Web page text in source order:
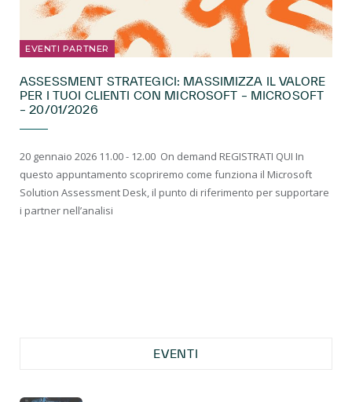
EVENTI PARTNER
ASSESSMENT STRATEGICI: MASSIMIZZA IL VALORE
PER I TUOI CLIENTI CON MICROSOFT – MICROSOFT
– 20/01/2026
20 gennaio 2026 11.00 - 12.00 On demand REGISTRATI QUI In
questo appuntamento scopriremo come funziona il Microsoft
Solution Assessment Desk, il punto di riferimento per supportare
i partner nell’analisi
EVENTI